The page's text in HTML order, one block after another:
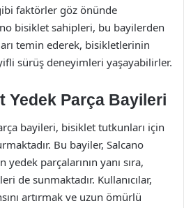
faktörler göz önünde
bisiklet sahipleri, bu bayilerden
temin ederek, bisikletlerinin
sürüş deneyimleri yaşayabilirler.
Yedek Parça Bayileri
bayileri, bisiklet tutkunları için
Bu bayiler, Salcano
parçalarının yanı sıra,
de sunmaktadır. Kullanıcılar,
artırmak ve uzun ömürlü